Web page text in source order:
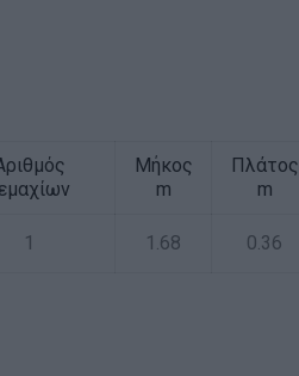
Μήκος
m
Πλάτος
m
1 1.68 0.36